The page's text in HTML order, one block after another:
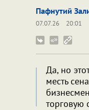
Пафнутий
07.07.26
20:01
Да, но
месть
торговую